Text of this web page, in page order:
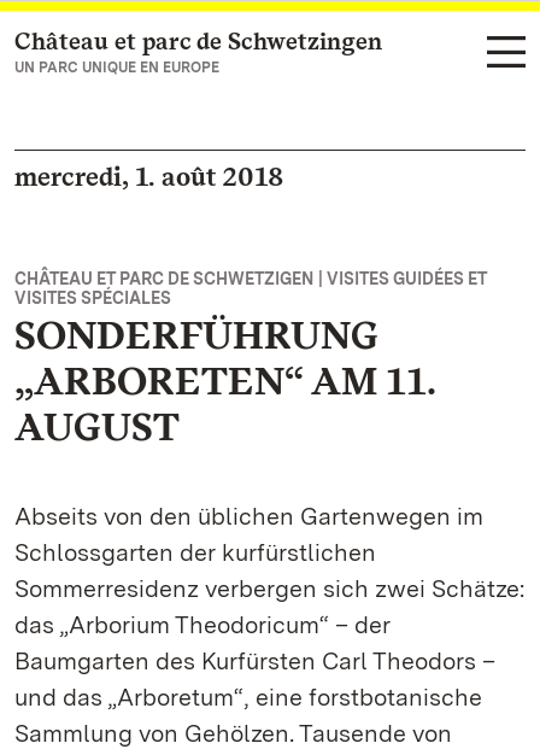
Vers la page d’accueil
Château et parc de Schwetzingen
UN PARC UNIQUE EN EUROPE
mercredi, 1. août 2018
CHÂTEAU ET PARC DE SCHWETZIGEN | VISITES GUIDÉES ET
VISITES SPÉCIALES
SONDERFÜHRUNG
„ARBORETEN“ AM 11.
AUGUST
Abseits von den üblichen Gartenwegen im
Schlossgarten der kurfürstlichen
Sommerresidenz verbergen sich zwei Schätze:
das „Arborium Theodoricum“ – der
Baumgarten des Kurfürsten Carl Theodors –
und das „Arboretum“, eine forstbotanische
Sammlung von Gehölzen. Tausende von